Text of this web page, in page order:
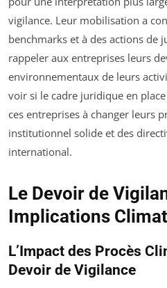
vigilance. Leur mobilisation a
benchmarks et à des actions de
rappeler aux entreprises leurs
environnementaux de leurs
voir si le cadre juridique en
ces entreprises à changer leurs
institutionnel solide et des
international.
Le Devoir de
Implications
L’Impact des Procès
Devoir de Vigilance